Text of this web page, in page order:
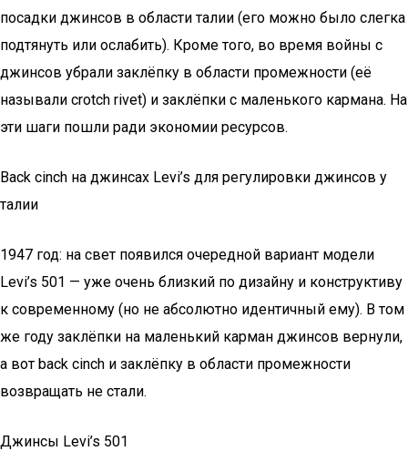
посадки джинсов в области талии (его можно было слегка
подтянуть или ослабить). Кроме того, во время войны с
джинсов убрали заклёпку в области промежности (её
называли crotch rivet) и заклёпки с маленького кармана. На
эти шаги пошли ради экономии ресурсов.
Back cinch на джинсах Levi’s для регулировки джинсов у
талии
1947 год: на свет появился очередной вариант модели
Levi’s 501 — уже очень близкий по дизайну и конструктиву
к современному (но не абсолютно идентичный ему). В том
же году заклёпки на маленький карман джинсов вернули,
а вот back cinch и заклёпку в области промежности
возвращать не стали.
Джинсы Levi’s 501